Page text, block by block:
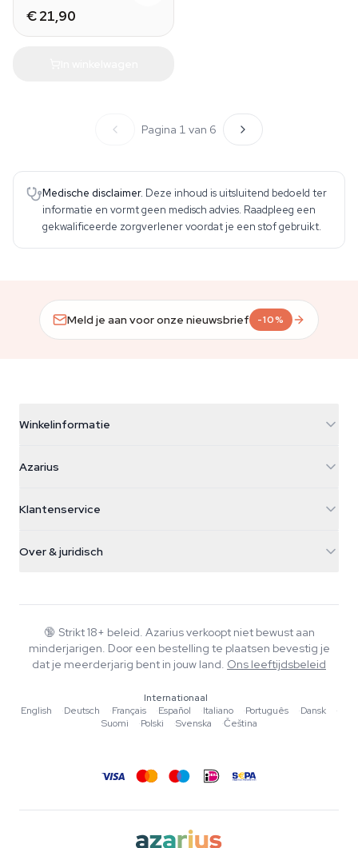
€ 21,90
Pagina 1 van 6
Medische disclaimer. Deze inhoud is uitsluitend bedoeld ter
informatie en vormt geen medisch advies. Raadpleeg een
gekwalificeerde zorgverlener voordat je een stof gebruikt.
Meld je aan voor onze nieuwsbrief -10%
Winkelinformatie
Galvaniweg 11
Nederland
+31(0)204897914
Azarius
Smokeshop
Klantenservice
Retourbeleid
Veelgestelde vragen
Privacybeleid
Over & juridisch
Wiki
Muziek
Redactionele normen
Tools & Calculators
🔞 Strikt 18+ beleid. Azarius verkoopt niet bewust aan
minderjarigen. Door een bestelling te plaatsen bevestig je
dat je meerderjarig bent in jouw land. Ons leeftijdsbeleid
Internationaal
English
·Deutsch ·Français ·Español ·Italiano ·Português ·Dansk
·
Suomi
·Polski ·Svenska ·Čeština